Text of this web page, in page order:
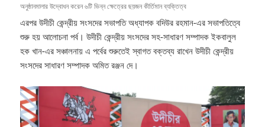
অনুষ্ঠানমালার উদ্বোধন করেন ৬টি ভিন্ন ক্ষেত্রের ছয়জন কীর্তিমান ব্যক্তিত্ব
এরপর উদীচী কেন্দ্রীয় সংসদের সভাপতি অধ্যাপক বদিউর রহমান-এর সভাপতিত্বে
শুরু হয় আলোচনা পর্ব। উদীচী কেন্দ্রীয় সংসদের সহ-সাধারণ সম্পাদক ইকবালুল
হক খান-এর সঞ্চালনায় এ পর্বের শুরুতেই স্বাগত বক্তব্য রাখেন উদীচী কেন্দ্রীয়
সংসদের সাধারণ সম্পাদক অমিত রঞ্জন দে।